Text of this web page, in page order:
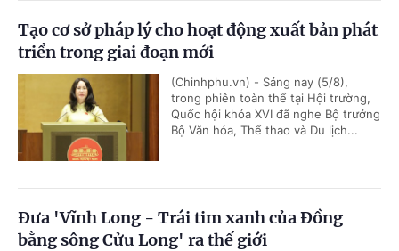
Tạo cơ sở pháp lý cho hoạt động xuất bản phát
triển trong giai đoạn mới
(Chinhphu.vn) - Sáng nay (5/8),
trong phiên toàn thể tại Hội trường,
Quốc hội khóa XVI đã nghe Bộ trưởng
Bộ Văn hóa, Thể thao và Du lịch...
Đưa 'Vĩnh Long - Trái tim xanh của Đồng
bằng sông Cửu Long' ra thế giới